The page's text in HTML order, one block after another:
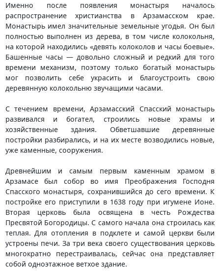
Именно после появления монастыря началось
распространение христианства в Арзамасском крае.
Монастырь имел значительные земельные угодья. Он был
полностью выполнен из дерева, в том числе колокольня,
на которой находились «девять колоколов и часы боевые».
Башенные часы — довольно сложный и редкий для того
времени механизм, поэтому только богатый монастырь
мог позволить себе украсить и благоустроить свою
деревянную колокольню звучащими часами.
С течением времени, Арзамасский Спасский монастырь
развивался и богател, строились новые храмы и
хозяйственные здания. Обветшавшие деревянные
постройки разбирались, и на их месте возводились новые,
уже каменные, сооружения.
Древнейшим и самым первым каменным храмом в
Арзамасе был собор во имя Преображения Господня
Спасского монастыря, сохранившийся до сего времени. К
постройке его приступили в 1638 году при игумене Ионе.
Вторая церковь была освящена в честь Рождества
Пресвятой Богородицы. С самого начала она строилась как
теплая. Для отопления в подклете и самой церкви были
устроены печи. За три века своего существования церковь
многократно перестраивалась, сейчас она представляет
собой одноэтажное ветхое здание.